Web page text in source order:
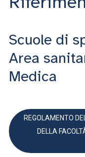
Scuole di
Area
Medica
REGOLAMENTO
DELLA